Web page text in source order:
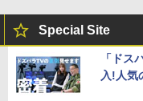
Special Site
「ドス
入!人気